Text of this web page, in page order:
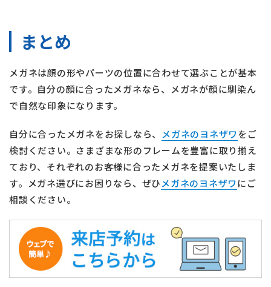
まとめ
メガネは顔の形やパーツの位置に合わせて選ぶことが基本
です。自分の顔に合ったメガネなら、メガネが顔に馴染ん
で自然な印象になります。
自分に合ったメガネをお探しなら、 メガネのヨネザワをご
検討ください。さまざまな形のフレームを豊富に取り揃え
ており、それぞれのお客様に合ったメガネを提案いたしま
す。メガネ選びにお困りなら、ぜひメガネのヨネザワにご
相談ください。